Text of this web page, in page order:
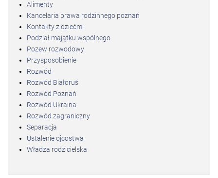
Alimenty
Kancelaria prawa rodzinnego poznań
Kontakty z dziećmi
Podział majątku wspólnego
Pozew rozwodowy
Przysposobienie
Rozwód
Rozwód Białoruś
Rozwód Poznań
Rozwód Ukraina
Rozwód zagraniczny
Separacja
Ustalenie ojcostwa
Władza rodzicielska